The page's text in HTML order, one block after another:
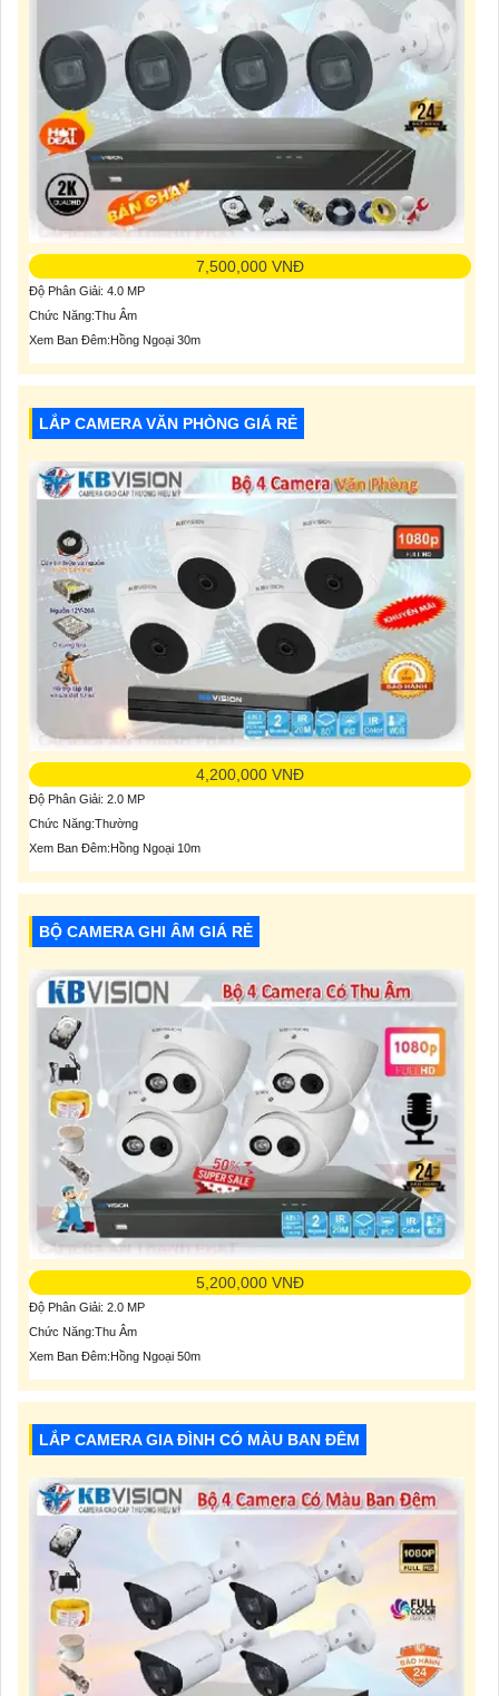
7,500,000 VNĐ
Độ Phân Giải: 4.0 MP
Chức Năng:Thu Âm
Xem Ban Đêm:Hồng Ngoại 30m
LẮP CAMERA VĂN PHÒNG GIÁ RẺ
4,200,000 VNĐ
Độ Phân Giải: 2.0 MP
Chức Năng:Thường
Xem Ban Đêm:Hồng Ngoại 10m
BỘ CAMERA GHI ÂM GIÁ RẺ
5,200,000 VNĐ
Độ Phân Giải: 2.0 MP
Chức Năng:Thu Âm
Xem Ban Đêm:Hồng Ngoại 50m
LẮP CAMERA GIA ĐÌNH CÓ MÀU BAN ĐÊM